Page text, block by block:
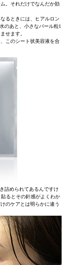
。それだけでなんだか効
るときには、ヒアルロン
のあと、小さなパール粒1
せます。
このシート状美容液を合
詰められてあるんですけ
るとその針感がよくわか
のケアとは明らかに違う